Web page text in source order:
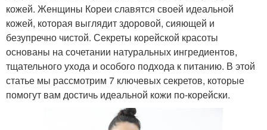
кожей. Женщины Кореи славятся своей идеальной
кожей, которая выглядит здоровой, сияющей и
безупречно чистой. Секреты корейской красоты
основаны на сочетании натуральных ингредиентов,
тщательного ухода и особого подхода к питанию. В этой
статье мы рассмотрим 7 ключевых секретов, которые
помогут вам достичь идеальной кожи по-корейски.